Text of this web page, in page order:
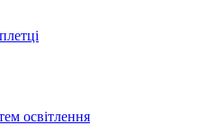
освітлення